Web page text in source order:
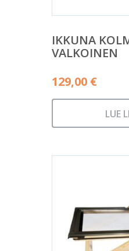
IKKUNA
VALKOINEN
129,00 €
LUE